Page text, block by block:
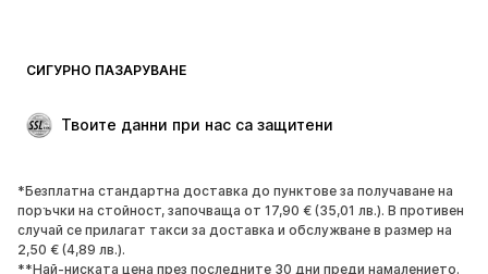
Специални Поводи
ОБУВКИ
НОВО
Популярно
Маратонки
Боти
СИГУРНО ПАЗАРУВАНЕ
Твоите данни при нас са защитени
*Безплатна стандартна доставка до пунктове за получаване на
поръчки на стойност, започваща от 17,90 € (35,01 лв.). В противен
случай се прилагат такси за доставка и обслужване в размер на
2,50 € (4,89 лв.).
**Най-ниската цена през последните 30 дни преди намалението.